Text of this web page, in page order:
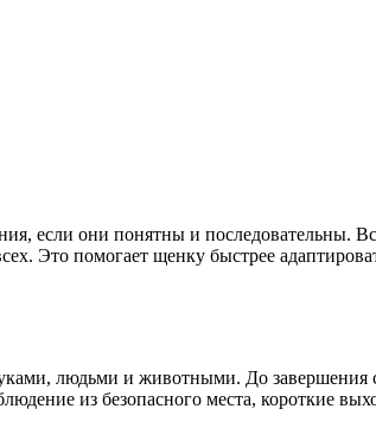
если они понятны и последовательны.
Это помогает щенку быстрее
людьми и животными. До
из безопасного места, короткие